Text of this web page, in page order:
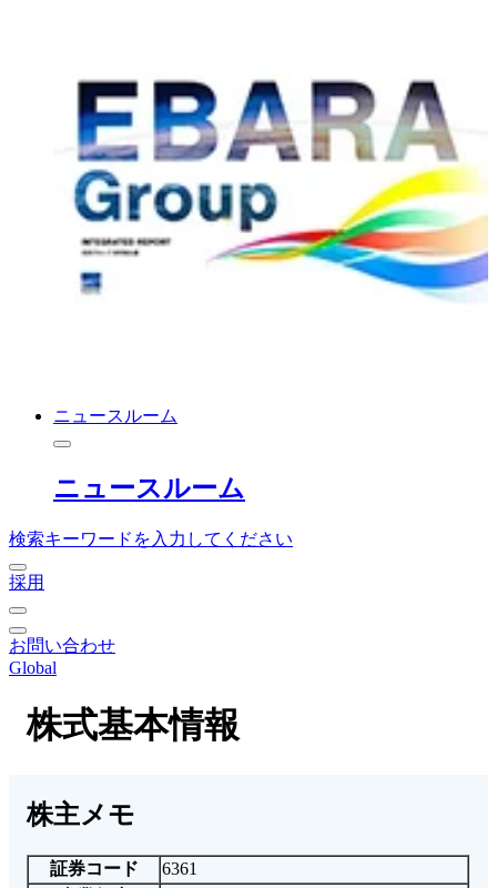
ニュースルーム
ニュースルーム
検索キーワードを入力してください
採用
お問い合わせ
Global
株式基本情報
株主メモ
証券コード
6361